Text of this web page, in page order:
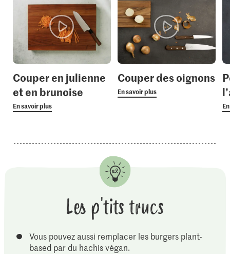
Couper en julienne
et en brunoise
En savoir plus
Couper des oignons
En savoir plus
Les p'tits trucs
Vous pouvez aussi remplacer les burgers plant-
based par du hachis végan.